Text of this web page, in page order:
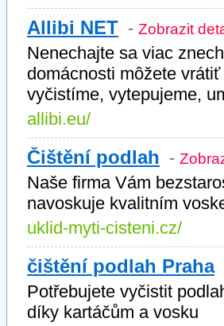
Allibi NET - Zobrazit
Nenechajte sa viac
domácnosti môžete
vyčistíme, vytepujeme,
allibi.eu/
Čištění podlah -
Naše firma Vám
navoskuje kvalitním
uklid-myti-cisteni.cz/
čištění podlah Praha
Potřebujete vyčistit
díky kartáčům a vosku